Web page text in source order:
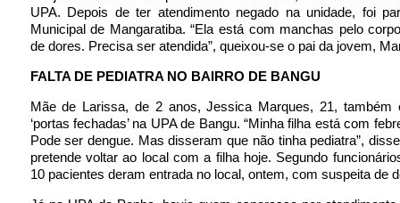
UPA. Depois de ter atendimento negado na unidade, foi
Municipal de Mangaratiba. “Ela está com manchas pelo
de dores. Precisa ser atendida”, queixou-se o pai da jovem,
FALTA DE PEDIATRA NO BAIRRO DE BANGU
Mãe de Larissa, de 2 anos, Jessica Marques, 21, também
‘portas fechadas’ na UPA de Bangu. “Minha filha está com
Pode ser dengue. Mas disseram que não tinha pediatra”,
pretende voltar ao local com a filha hoje. Segundo
10 pacientes deram entrada no local, ontem, com suspeita de